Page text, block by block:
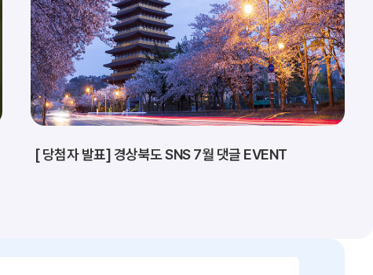
[ 당첨자 발표] 경상북도 SNS 7월 댓글 EVENT